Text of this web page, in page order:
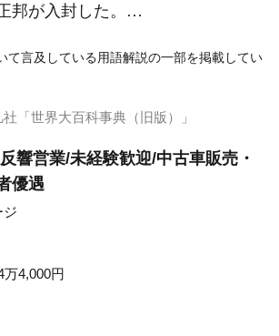
邦が入封した。…
て言及している用語解説の一部を掲載してい
「世界大百科事典（旧版）」
響営業/未経験歓迎/中古車販売・
優遇
ジ
万4,000円